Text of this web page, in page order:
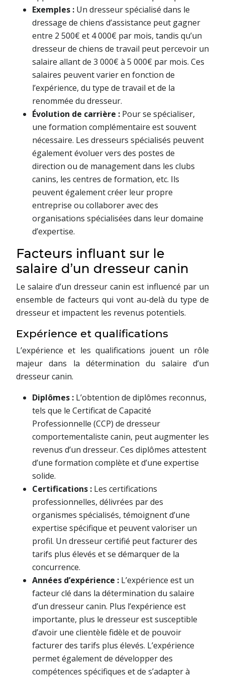
Exemples : Un dresseur spécialisé dans le
dressage de chiens d’assistance peut gagner
entre 2 500€ et 4 000€ par mois, tandis qu’un
dresseur de chiens de travail peut percevoir un
salaire allant de 3 000€ à 5 000€ par mois. Ces
salaires peuvent varier en fonction de
l’expérience, du type de travail et de la
renommée du dresseur.
Évolution de carrière : Pour se spécialiser,
une formation complémentaire est souvent
nécessaire. Les dresseurs spécialisés peuvent
également évoluer vers des postes de
direction ou de management dans les clubs
canins, les centres de formation, etc. Ils
peuvent également créer leur propre
entreprise ou collaborer avec des
organisations spécialisées dans leur domaine
d’expertise.
Facteurs influant sur le
salaire d’un dresseur canin
Le salaire d’un dresseur canin est influencé par un
ensemble de facteurs qui vont au-delà du type de
dresseur et impactent les revenus potentiels.
Expérience et qualifications
L’expérience et les qualifications jouent un rôle
majeur dans la détermination du salaire d’un
dresseur canin.
Diplômes : L’obtention de diplômes reconnus,
tels que le Certificat de Capacité
Professionnelle (CCP) de dresseur
comportementaliste canin, peut augmenter les
revenus d’un dresseur. Ces diplômes attestent
d’une formation complète et d’une expertise
solide.
Certifications : Les certifications
professionnelles, délivrées par des
organismes spécialisés, témoignent d’une
expertise spécifique et peuvent valoriser un
profil. Un dresseur certifié peut facturer des
tarifs plus élevés et se démarquer de la
concurrence.
Années d’expérience : L’expérience est un
facteur clé dans la détermination du salaire
d’un dresseur canin. Plus l’expérience est
importante, plus le dresseur est susceptible
d’avoir une clientèle fidèle et de pouvoir
facturer des tarifs plus élevés. L’expérience
permet également de développer des
compétences spécifiques et de s’adapter à